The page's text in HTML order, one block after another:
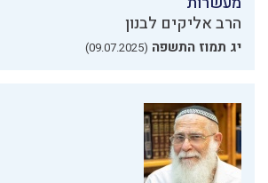
הרב אליקים לבנון
יג תמוז התשפה (09.07.2025)